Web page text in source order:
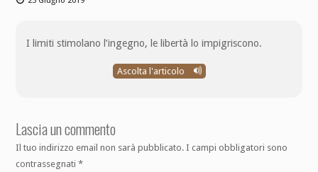
I limiti stimolano l’ingegno, le libertà lo impigriscono.
Ascolta l'articolo
Lascia un commento
Il tuo indirizzo email non sarà pubblicato. I campi obbligatori sono
contrassegnati*